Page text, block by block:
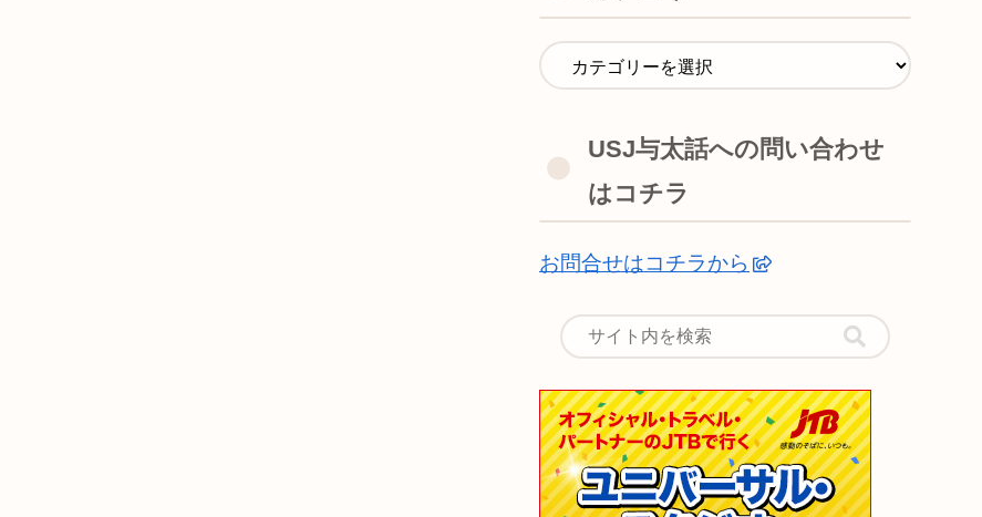
USJ与太話への問い合わせ
はコチラ
お問合せはコチラから